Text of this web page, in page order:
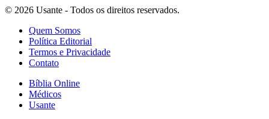
© 2026 Usante - Todos os direitos reservados.
Quem Somos
Política Editorial
Termos e Privacidade
Contato
Bíblia Online
Médicos
Usante